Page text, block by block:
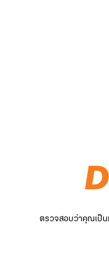
ตรวจสอบว่าคุณเป็น